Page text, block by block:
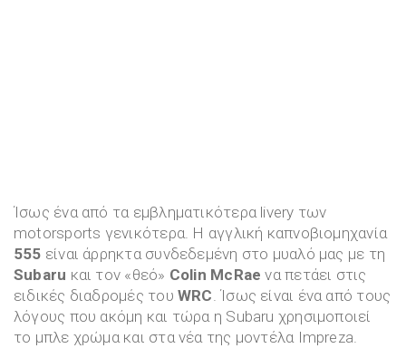
Ίσως ένα από τα εμβληματικότερα livery των
motorsports γενικότερα. Η αγγλική καπνοβιομηχανία
555 είναι άρρηκτα συνδεδεμένη στο μυαλό μας με τη
Subaru και τον «θεό» Colin McRae να πετάει στις
ειδικές διαδρομές του WRC. Ίσως είναι ένα από τους
λόγους που ακόμη και τώρα η Subaru χρησιμοποιεί
το μπλε χρώμα και στα νέα της μοντέλα Impreza.